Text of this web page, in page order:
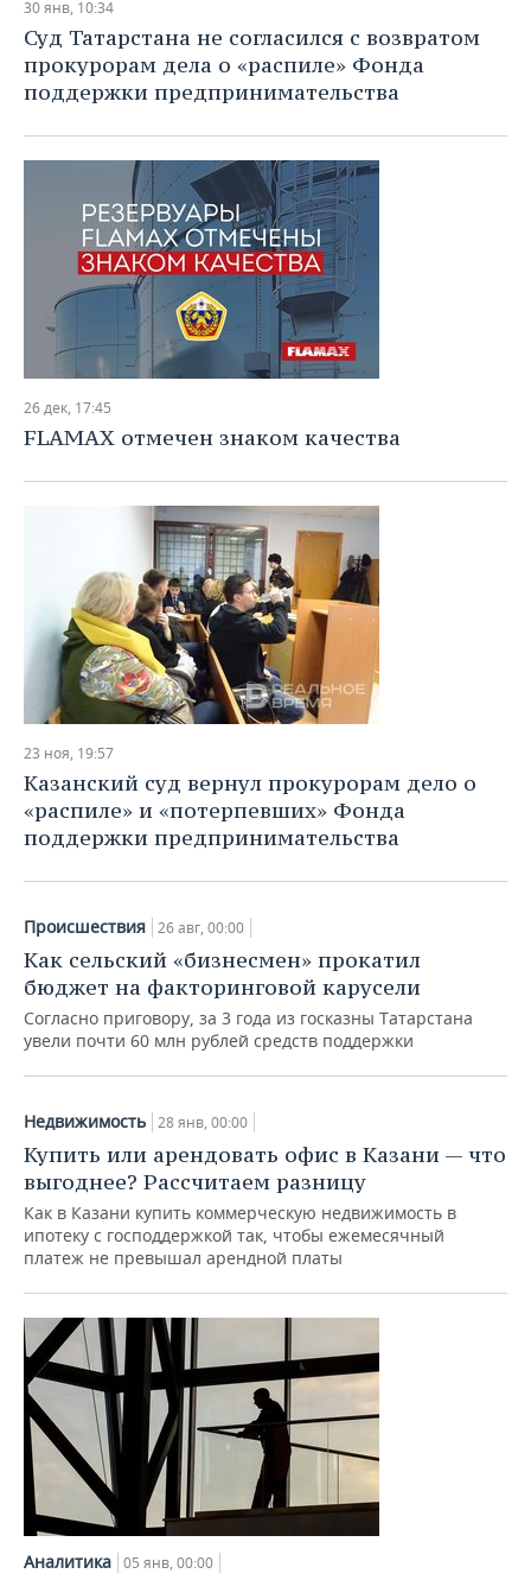
30 янв, 10:34
Суд Татарстана не согласился с возвратом
прокурорам дела о «распиле» Фонда
поддержки предпринимательства
26 дек, 17:45
FLAMAX отмечен знаком качества
23 ноя, 19:57
Казанский суд вернул прокурорам дело о
«распиле» и «потерпевших» Фонда
поддержки предпринимательства
Происшествия 26 авг, 00:00
Как сельский «бизнесмен» прокатил
бюджет на факторинговой карусели
Согласно приговору, за 3 года из госказны Татарстана
увели почти 60 млн рублей средств поддержки
Недвижимость 28 янв, 00:00
Купить или арендовать офис в Казани — что
выгоднее? Рассчитаем разницу
Как в Казани купить коммерческую недвижимость в
ипотеку с господдержкой так, чтобы ежемесячный
платеж не превышал арендной платы
Аналитика 05 янв, 00:00